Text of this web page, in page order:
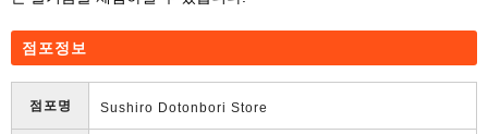
점포정보
점포명 Sushiro Dotonbori Store